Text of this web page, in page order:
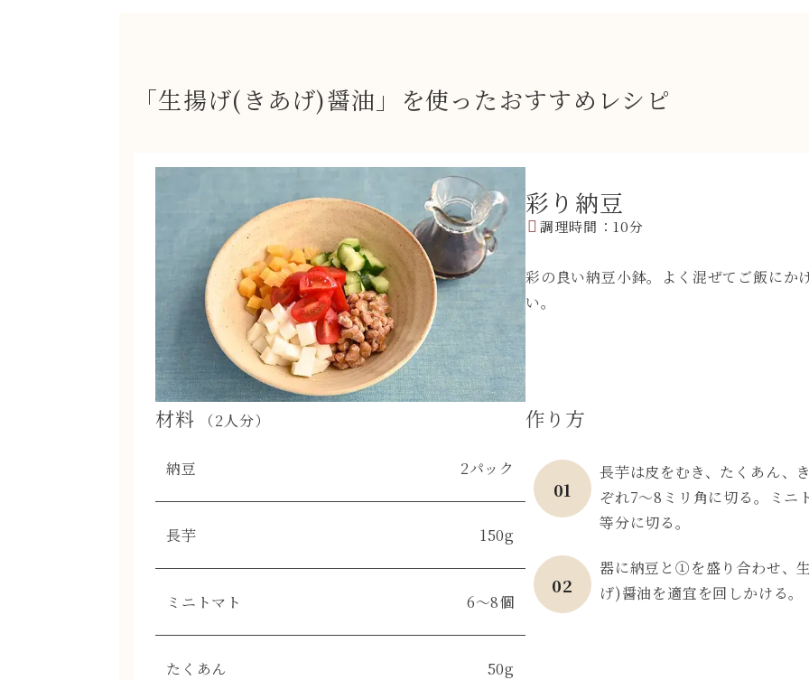
「生揚げ(きあげ)醤油」を使ったおすすめレシピ
彩り納豆
調理時間：10分
彩の良い納豆小鉢。よく混ぜてご飯にか
い。
材料 （2人分）
納豆 2パック
長芋 150g
ミニトマト 6〜8個
たくあん 50g
作り方
01
⻑芋は皮をむき、たくあん、
ぞれ7〜8ミリ角に切る。ミニ
等分に切る。
02
器に納豆と①を盛り合わせ、
げ)醤油を適宜を回しかける。